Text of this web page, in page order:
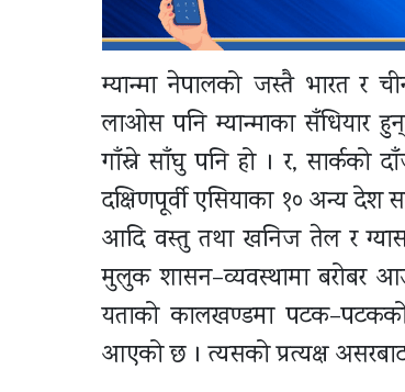
म्यान्मा नेपालको जस्तै भारत र
लाओस पनि म्यान्माका सँधियार हुन्
गाँस्ने साँघु पनि हो । र, सार्कको
दक्षिणपूर्वी एसियाका १० अन्य
आदि वस्तु तथा खनिज तेल र
मुलुक शासन–व्यवस्थामा बरोबर
यताको कालखण्डमा पटक–पटकको
आएको छ । त्यसको प्रत्यक्ष